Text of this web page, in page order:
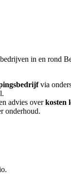
in en rond
via
advies overkosten
onderhoud.